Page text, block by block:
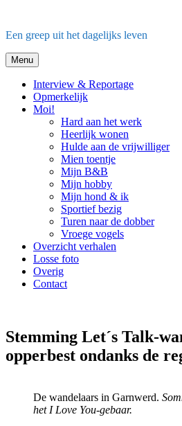
de
Een greep uit het dagelijks leven
Menu
Interview & Reportage
Opmerkelijk
Moi!
Hard aan het werk
Heerlijk wonen
Hulde aan de vrijwilliger
Mien toentje
Mijn B&B
Mijn hobby
Mijn hond & ik
Sportief bezig
Turen naar de dobber
Vroege vogels
Overzicht verhalen
Losse foto
Overig
Contact
Stemming Let´s Talk-
opperbest ondanks de
De wandelaars in Garnwerd.
het I Love You-gebaar.